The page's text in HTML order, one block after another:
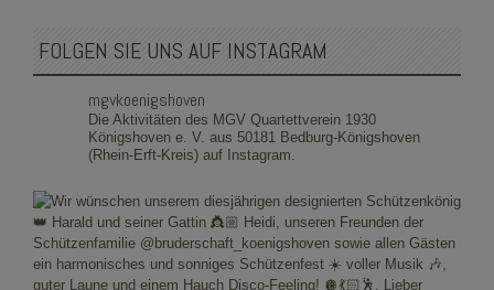
FOLGEN SIE UNS AUF INSTAGRAM
mgvkoenigshoven
Die Aktivitäten des MGV Quartettverein 1930
Königshoven e. V. aus 50181 Bedburg-Königshoven
(Rhein-Erft-Kreis) auf Instagram.